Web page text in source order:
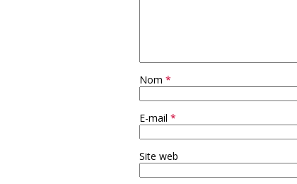
Nom *
E-mail *
Site web